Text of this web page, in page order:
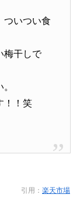
ついつい食
梅干しで
！！笑
引用： 楽天市場